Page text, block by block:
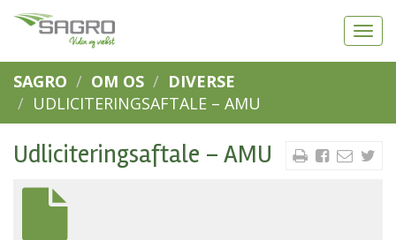
SAGRO OM OS
DIVERSE
UDLICITERINGSAFTALE – AMU
Udliciteringsaftale – AMU